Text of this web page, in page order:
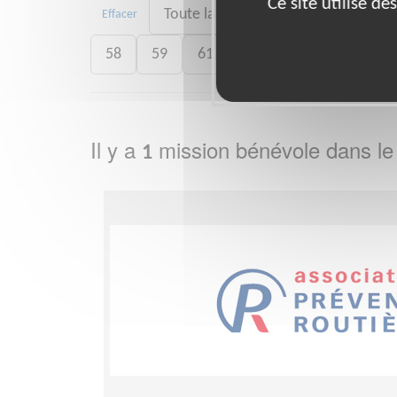
Effacer Toute la France 04 13 14
58 59 61
Il y a 1 mission bénévole dans
Ce site utilise